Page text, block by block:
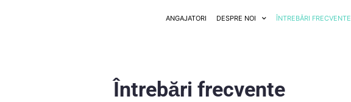
ANGAJATORI DESPRE NOI ÎNTREBĂRI FRECVENTE
Întrebări frecvente